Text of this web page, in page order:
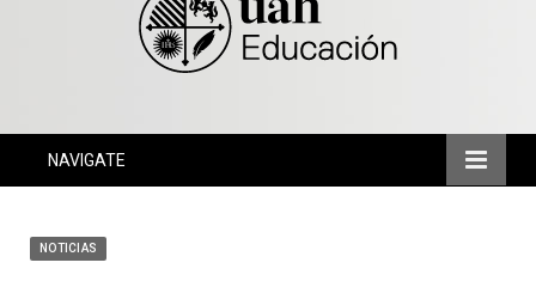
NAVIGATE
NOTICIAS